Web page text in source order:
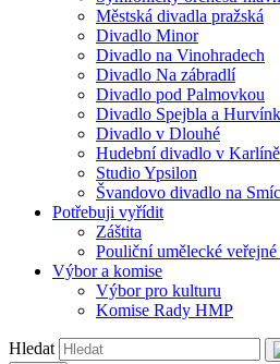
Městská divadla pražská
Divadlo Minor
Divadlo na Vinohradech
Divadlo Na zábradlí
Divadlo pod Palmovkou
Divadlo Spejbla a
Divadlo v Dlouhé
Hudební divadlo v Karlíně
Studio Ypsilon
Švandovo divadlo na
Potřebuji vyřídit
Záštita
Pouliční umělecké
Výbor a komise
Výbor pro kulturu
Komise Rady HMP
Hledat